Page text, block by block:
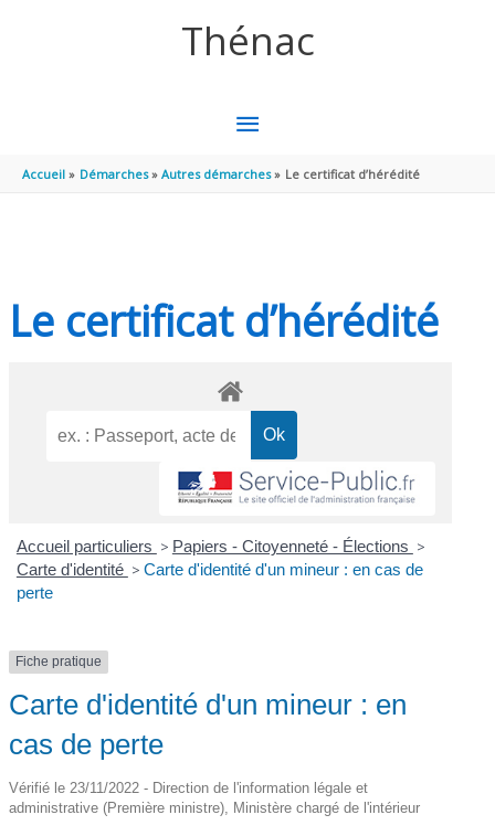
Thénac
MENU
PRINCIPAL
Accueil Démarches Autres démarches Le certificat d’hérédité
Le certificat d’hérédité
Accueil particuliers > Papiers - Citoyenneté - Élections >
Carte d'identité > Carte d'identité d'un mineur : en cas de
perte
Fiche pratique
Carte d'identité d'un mineur : en
cas de perte
Vérifié le 23/11/2022 - Direction de l'information légale et
administrative (Première ministre), Ministère chargé de l'intérieur